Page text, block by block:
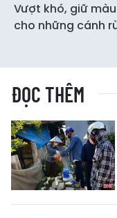
Vượt khó, giữ
cho những cánh
ĐỌC THÊM